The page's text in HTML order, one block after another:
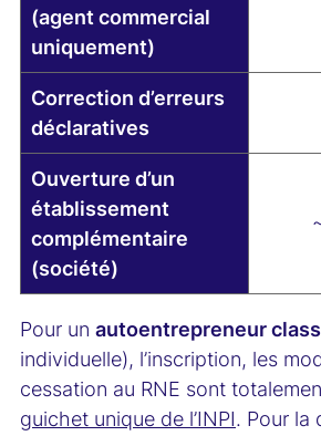
(agent commercial
uniquement)
Correction d’erreurs
déclaratives
Ouverture d’un
établissement
complémentaire
(société)
Pour un autoentrepreneur
individuelle), l’inscription, les
cessation au RNE sont
guichet unique de l’INPI. Pour la